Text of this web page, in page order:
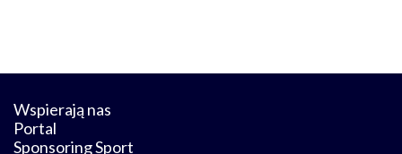
Wspierają nas
Portal
Sponsoring Sport